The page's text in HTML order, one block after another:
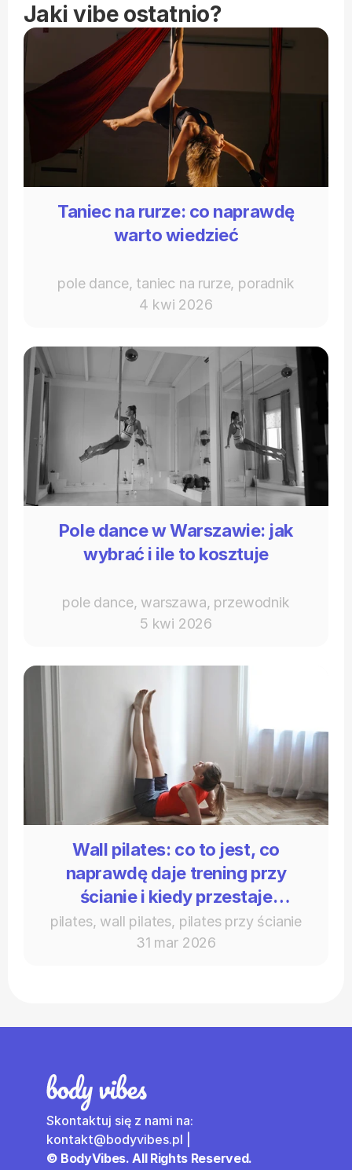
Jaki vibe ostatnio?
Taniec na rurze: co naprawdę
warto wiedzieć
pole dance, taniec na rurze, poradnik
4 kwi 2026
Pole dance w Warszawie: jak
wybrać i ile to kosztuje
pole dance, warszawa, przewodnik
5 kwi 2026
Wall pilates: co to jest, co
naprawdę daje trening przy
ścianie i kiedy przestaje
wystarczać
pilates, wall pilates, pilates przy ścianie
31 mar 2026
Skontaktuj się z nami na:
kontakt@bodyvibes.pl |
© BodyVibes. All Rights Reserved.